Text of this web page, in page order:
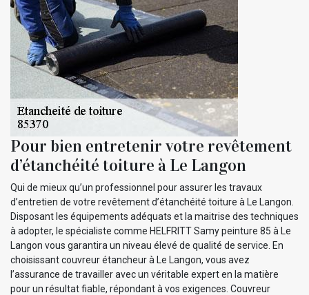
Pour bien entretenir votre revêtement
d’étanchéité toiture à Le Langon
Qui de mieux qu’un professionnel pour assurer les travaux
d’entretien de votre revêtement d’étanchéité toiture à Le Langon.
Disposant les équipements adéquats et la maitrise des techniques
à adopter, le spécialiste comme HELFRITT Samy peinture 85 à Le
Langon vous garantira un niveau élevé de qualité de service. En
choisissant couvreur étancheur à Le Langon, vous avez
l’assurance de travailler avec un véritable expert en la matière
pour un résultat fiable, répondant à vos exigences. Couvreur